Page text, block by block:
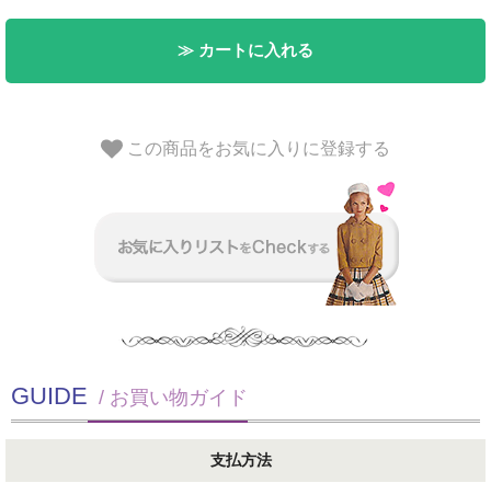
≫ カートに入れる
この商品をお気に入りに登録する
GUIDE / お買い物ガイド
支払方法